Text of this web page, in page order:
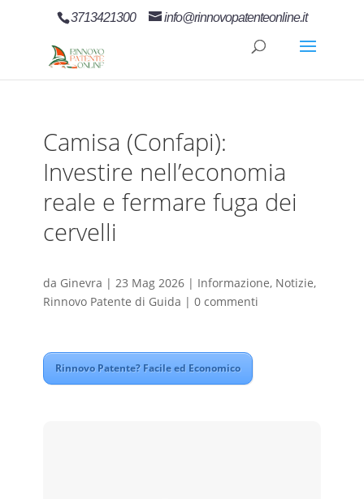
3713421300 info@rinnovopatenteonline.it
Camisa (Confapi):
Investire nell’economia
reale e fermare fuga dei
cervelli
da Ginevra | 23 Mag 2026| Informazione, Notizie,
Rinnovo Patente di Guida | 0 commenti
Rinnovo Patente? Facile ed Economico